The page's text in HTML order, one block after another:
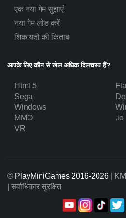
एक नया गेम सुझाएं
नया गेम लोड करें
शिकायतों की किताब
आपके लिए कौन से खेल अधिक दिलचस्प हैं?
Html 5
Sega
Windows
MMO
.io
VR
© PlayMiniGames 2016-2026 |
| सर्वाधिकार सुरक्षित